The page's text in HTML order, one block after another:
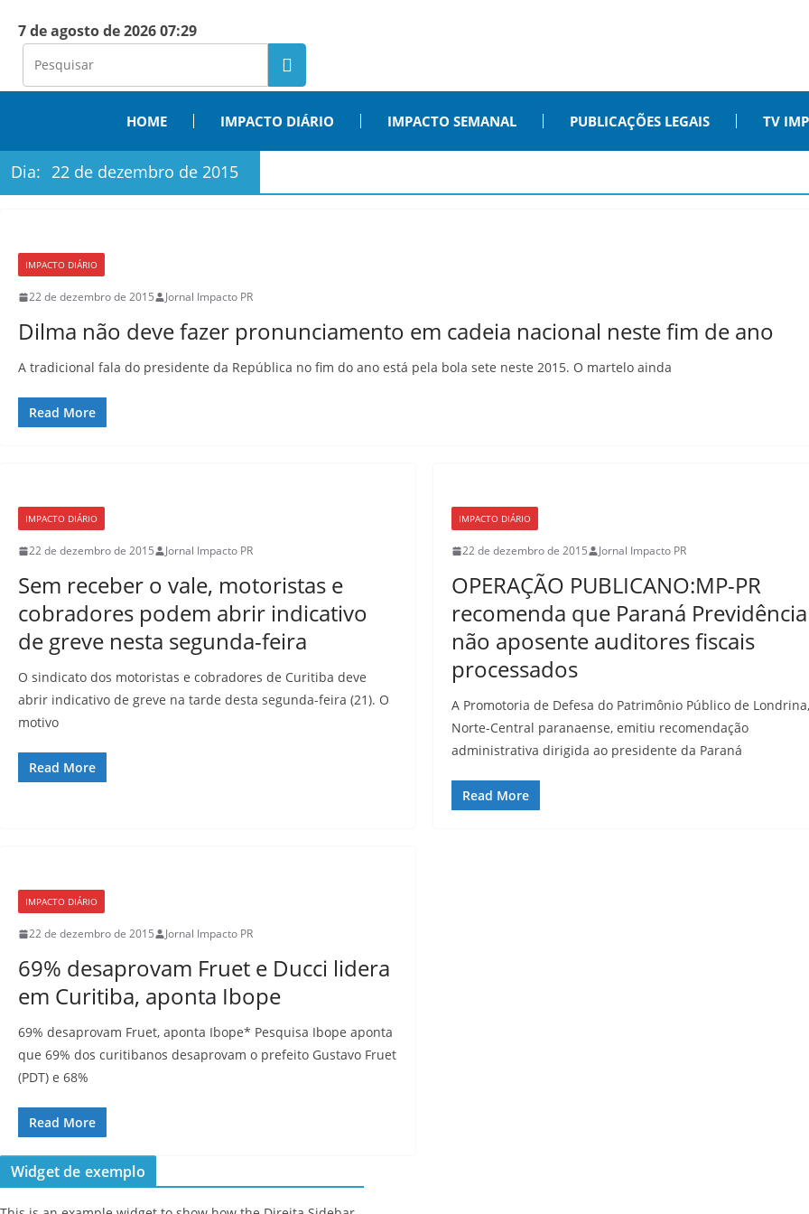
7 de agosto de 2026 07:29
HOME IMPACTO DIÁRIO IMPACTO SEMANAL PUBLICAÇÕES LEGAIS TV
Dia: 22 de dezembro de 2015
IMPACTO DIÁRIO
22 de dezembro de 2015 Jornal Impacto PR
Dilma não deve fazer pronunciamento em cadeia nacional neste fim de ano
A tradicional fala do presidente da República no fim do ano está pela bola sete neste 2015. O martelo ainda
Read More
IMPACTO DIÁRIO
22 de dezembro de 2015 Jornal Impacto PR
Sem receber o vale, motoristas e
cobradores podem abrir indicativo
de greve nesta segunda-feira
O sindicato dos motoristas e cobradores de Curitiba deve
abrir indicativo de greve na tarde desta segunda-feira (21). O
motivo
Read More
IMPACTO DIÁRIO
22 de dezembro de 2015 Jornal Impacto PR
OPERAÇÃO PUBLICANO:MP-PR
recomenda que Paraná Previdência
não aposente auditores fiscais
processados
A Promotoria de Defesa do Patrimônio Público de
Norte-Central paranaense, emitiu recomendação
administrativa dirigida ao presidente da Paraná
Read More
IMPACTO DIÁRIO
22 de dezembro de 2015 Jornal Impacto PR
69% desaprovam Fruet e Ducci lidera
em Curitiba, aponta Ibope
69% desaprovam Fruet, aponta Ibope* Pesquisa Ibope aponta
que 69% dos curitibanos desaprovam o prefeito Gustavo Fruet
(PDT) e 68%
Read More
Widget de exemplo